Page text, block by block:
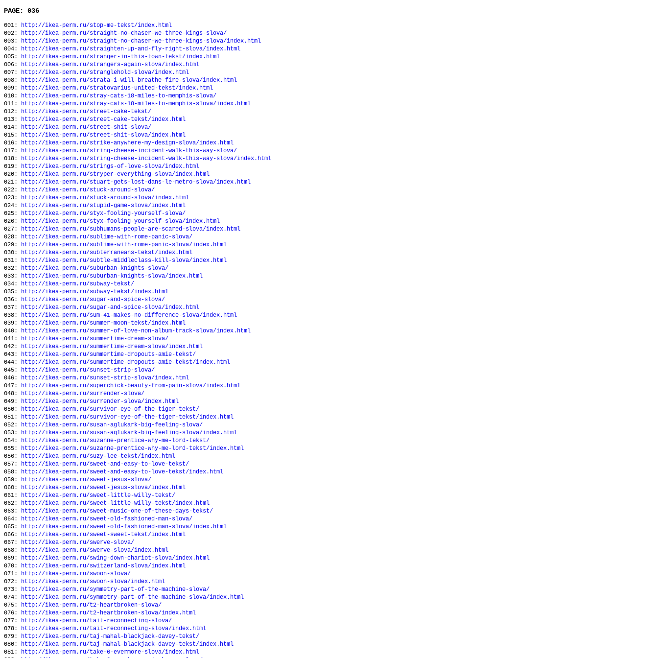
PAGE: 036
001: http://ikea-perm.ru/stop-me-tekst/index.html
002: http://ikea-perm.ru/straight-no-chaser-we-three-kings-slova/
003: http://ikea-perm.ru/straight-no-chaser-we-three-kings-slova/index.html
004: http://ikea-perm.ru/straighten-up-and-fly-right-slova/index.html
005: http://ikea-perm.ru/stranger-in-this-town-tekst/index.html
006: http://ikea-perm.ru/strangers-again-slova/index.html
007: http://ikea-perm.ru/stranglehold-slova/index.html
008: http://ikea-perm.ru/strata-i-will-breathe-fire-slova/index.html
009: http://ikea-perm.ru/stratovarius-united-tekst/index.html
010: http://ikea-perm.ru/stray-cats-18-miles-to-memphis-slova/
011: http://ikea-perm.ru/stray-cats-18-miles-to-memphis-slova/index.html
012: http://ikea-perm.ru/street-cake-tekst/
013: http://ikea-perm.ru/street-cake-tekst/index.html
014: http://ikea-perm.ru/street-shit-slova/
015: http://ikea-perm.ru/street-shit-slova/index.html
016: http://ikea-perm.ru/strike-anywhere-my-design-slova/index.html
017: http://ikea-perm.ru/string-cheese-incident-walk-this-way-slova/
018: http://ikea-perm.ru/string-cheese-incident-walk-this-way-slova/index.html
019: http://ikea-perm.ru/strings-of-love-slova/index.html
020: http://ikea-perm.ru/stryper-everything-slova/index.html
021: http://ikea-perm.ru/stuart-gets-lost-dans-le-metro-slova/index.html
022: http://ikea-perm.ru/stuck-around-slova/
023: http://ikea-perm.ru/stuck-around-slova/index.html
024: http://ikea-perm.ru/stupid-game-slova/index.html
025: http://ikea-perm.ru/styx-fooling-yourself-slova/
026: http://ikea-perm.ru/styx-fooling-yourself-slova/index.html
027: http://ikea-perm.ru/subhumans-people-are-scared-slova/index.html
028: http://ikea-perm.ru/sublime-with-rome-panic-slova/
029: http://ikea-perm.ru/sublime-with-rome-panic-slova/index.html
030: http://ikea-perm.ru/subterraneans-tekst/index.html
031: http://ikea-perm.ru/subtle-middleclass-kill-slova/index.html
032: http://ikea-perm.ru/suburban-knights-slova/
033: http://ikea-perm.ru/suburban-knights-slova/index.html
034: http://ikea-perm.ru/subway-tekst/
035: http://ikea-perm.ru/subway-tekst/index.html
036: http://ikea-perm.ru/sugar-and-spice-slova/
037: http://ikea-perm.ru/sugar-and-spice-slova/index.html
038: http://ikea-perm.ru/sum-41-makes-no-difference-slova/index.html
039: http://ikea-perm.ru/summer-moon-tekst/index.html
040: http://ikea-perm.ru/summer-of-love-non-album-track-slova/index.html
041: http://ikea-perm.ru/summertime-dream-slova/
042: http://ikea-perm.ru/summertime-dream-slova/index.html
043: http://ikea-perm.ru/summertime-dropouts-amie-tekst/
044: http://ikea-perm.ru/summertime-dropouts-amie-tekst/index.html
045: http://ikea-perm.ru/sunset-strip-slova/
046: http://ikea-perm.ru/sunset-strip-slova/index.html
047: http://ikea-perm.ru/superchick-beauty-from-pain-slova/index.html
048: http://ikea-perm.ru/surrender-slova/
049: http://ikea-perm.ru/surrender-slova/index.html
050: http://ikea-perm.ru/survivor-eye-of-the-tiger-tekst/
051: http://ikea-perm.ru/survivor-eye-of-the-tiger-tekst/index.html
052: http://ikea-perm.ru/susan-aglukark-big-feeling-slova/
053: http://ikea-perm.ru/susan-aglukark-big-feeling-slova/index.html
054: http://ikea-perm.ru/suzanne-prentice-why-me-lord-tekst/
055: http://ikea-perm.ru/suzanne-prentice-why-me-lord-tekst/index.html
056: http://ikea-perm.ru/suzy-lee-tekst/index.html
057: http://ikea-perm.ru/sweet-and-easy-to-love-tekst/
058: http://ikea-perm.ru/sweet-and-easy-to-love-tekst/index.html
059: http://ikea-perm.ru/sweet-jesus-slova/
060: http://ikea-perm.ru/sweet-jesus-slova/index.html
061: http://ikea-perm.ru/sweet-little-willy-tekst/
062: http://ikea-perm.ru/sweet-little-willy-tekst/index.html
063: http://ikea-perm.ru/sweet-music-one-of-these-days-tekst/
064: http://ikea-perm.ru/sweet-old-fashioned-man-slova/
065: http://ikea-perm.ru/sweet-old-fashioned-man-slova/index.html
066: http://ikea-perm.ru/sweet-sweet-tekst/index.html
067: http://ikea-perm.ru/swerve-slova/
068: http://ikea-perm.ru/swerve-slova/index.html
069: http://ikea-perm.ru/swing-down-chariot-slova/index.html
070: http://ikea-perm.ru/switzerland-slova/index.html
071: http://ikea-perm.ru/swoon-slova/
072: http://ikea-perm.ru/swoon-slova/index.html
073: http://ikea-perm.ru/symmetry-part-of-the-machine-slova/
074: http://ikea-perm.ru/symmetry-part-of-the-machine-slova/index.html
075: http://ikea-perm.ru/t2-heartbroken-slova/
076: http://ikea-perm.ru/t2-heartbroken-slova/index.html
077: http://ikea-perm.ru/tait-reconnecting-slova/
078: http://ikea-perm.ru/tait-reconnecting-slova/index.html
079: http://ikea-perm.ru/taj-mahal-blackjack-davey-tekst/
080: http://ikea-perm.ru/taj-mahal-blackjack-davey-tekst/index.html
081: http://ikea-perm.ru/take-6-evermore-slova/index.html